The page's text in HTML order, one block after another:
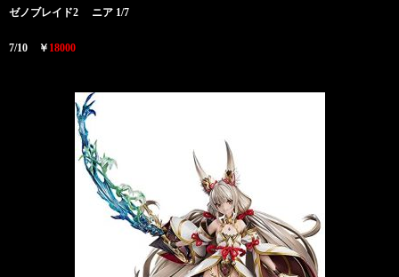
ゼノブレイド2 ニア 1/7
7/10 ￥ 18000